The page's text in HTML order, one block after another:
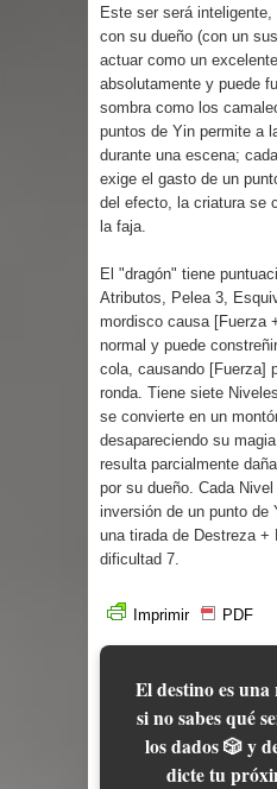
Este ser será
con su dueño (con un
actuar como un
absolutamente y puede
sombra como los
puntos de Yin permite a
durante una escena;
exige el gasto de un
del efecto, la criatura se
la faja.
El "dragón" tiene
Atributos, Pelea 3,
mordisco causa [Fuerza
normal y puede
cola, causando [Fuerza]
ronda. Tiene siete
se convierte en un
desapareciendo su
resulta parcialmente
por su dueño. Cada
inversión de un punto de
una tirada de Destreza +
dificultad 7.
Imprimir PDF
El destino es
si no sabes qué
los dados 🎲 y
dicte tu